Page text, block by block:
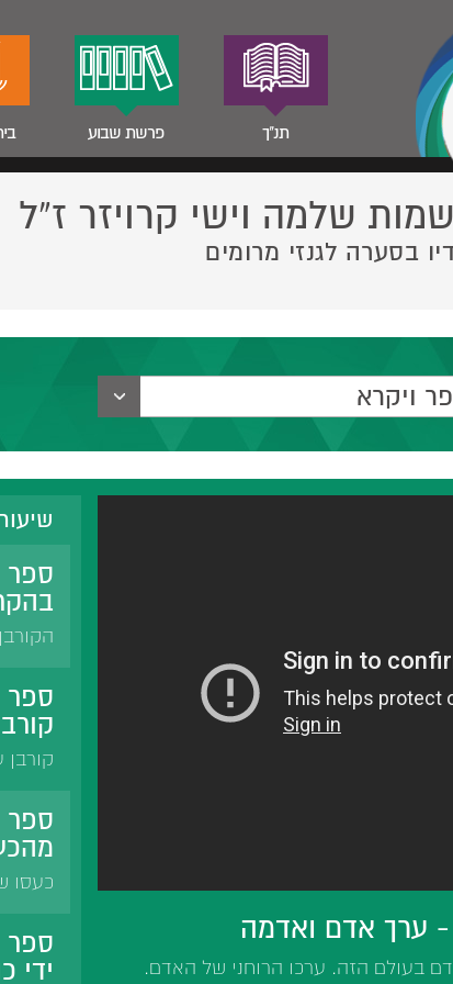
תנ"ך פרשת שבוע
שלמה וישי קרויזר ז”ל
בסערה לגנזי מרומים
ויקרא
ערך אדם ואדמה
בעולם הזה. ערכו הרוחני של האדם.
ספר
נזבח.
עם
ספר
של
מדין.
ספר
כעסו
ספר
ידי